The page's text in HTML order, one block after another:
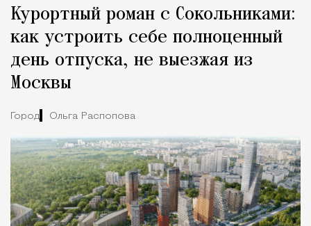
Курортный роман с Сокольниками:
как устроить себе полноценный
день отпуска, не выезжая из
Москвы
Город Ольга Распопова